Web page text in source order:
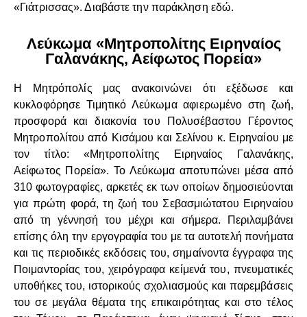
«Γιάτρισσας».Διαβάστε την παράκληση εδώ.
Λεύκωμα «Μητροπολίτης Ειρηναίος
Γαλανάκης, Αείφωτος Πορεία»
Η Μητρόπολίς μας ανακοινώνει ότι εξέδωσε και
κυκλοφόρησε Τιμητικό Λεύκωμα αφιερωμένο στη ζωή,
προσφορά και διακονία του Πολυσέβαστου Γέροντος
Μητροπολίτου από Κισάμου και Σελίνου κ. Ειρηναίου με
τον τίτλο: «Μητροπολίτης Ειρηναίος Γαλανάκης,
Αείφωτος Πορεία». Το Λεύκωμα αποτυπώνει μέσα από
310 φωτογραφίες, αρκετές εκ των οποίων δημοσιεύονται
για πρώτη φορά, τη ζωή του Σεβασμιώτατου Ειρηναίου
από τη γέννησή του μέχρι και σήμερα. Περιλαμβάνει
επίσης όλη την εργογραφία του με τα αυτοτελή πονήματα
και τις περιοδικές εκδόσεις του, σημαίνοντα έγγραφα της
Ποιμαντορίας του, χειρόγραφα κείμενά του, πνευματικές
υποθήκες του, ιστορικούς σχολιασμούς και παρεμβάσεις
του σε μεγάλα θέματα της επικαιρότητας και στο τέλος